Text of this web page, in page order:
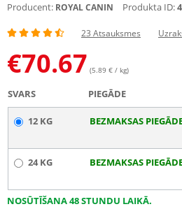
Producent: ROYAL CANIN Produkta ID:
23 Atsauksmes
€70.67 (5.89 € / kg)
SVARS PIEGĀDE
12 KG BEZMAKSAS
24 KG BEZMAKSAS
NOSŪTĪŠANA 48 STUNDU LAIKĀ.